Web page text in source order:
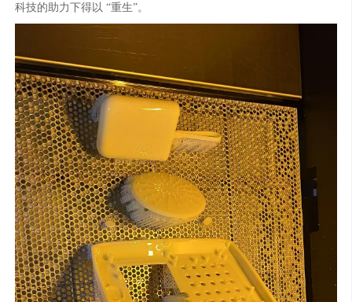
科技的助力下得以 “重生”。